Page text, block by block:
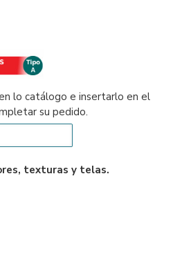
lo catálogo e insertarlo en el
su pedido.
texturas y telas.